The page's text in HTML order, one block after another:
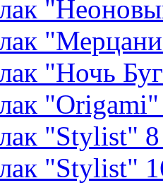
"Ночь
"Stylist"
"Stylist"